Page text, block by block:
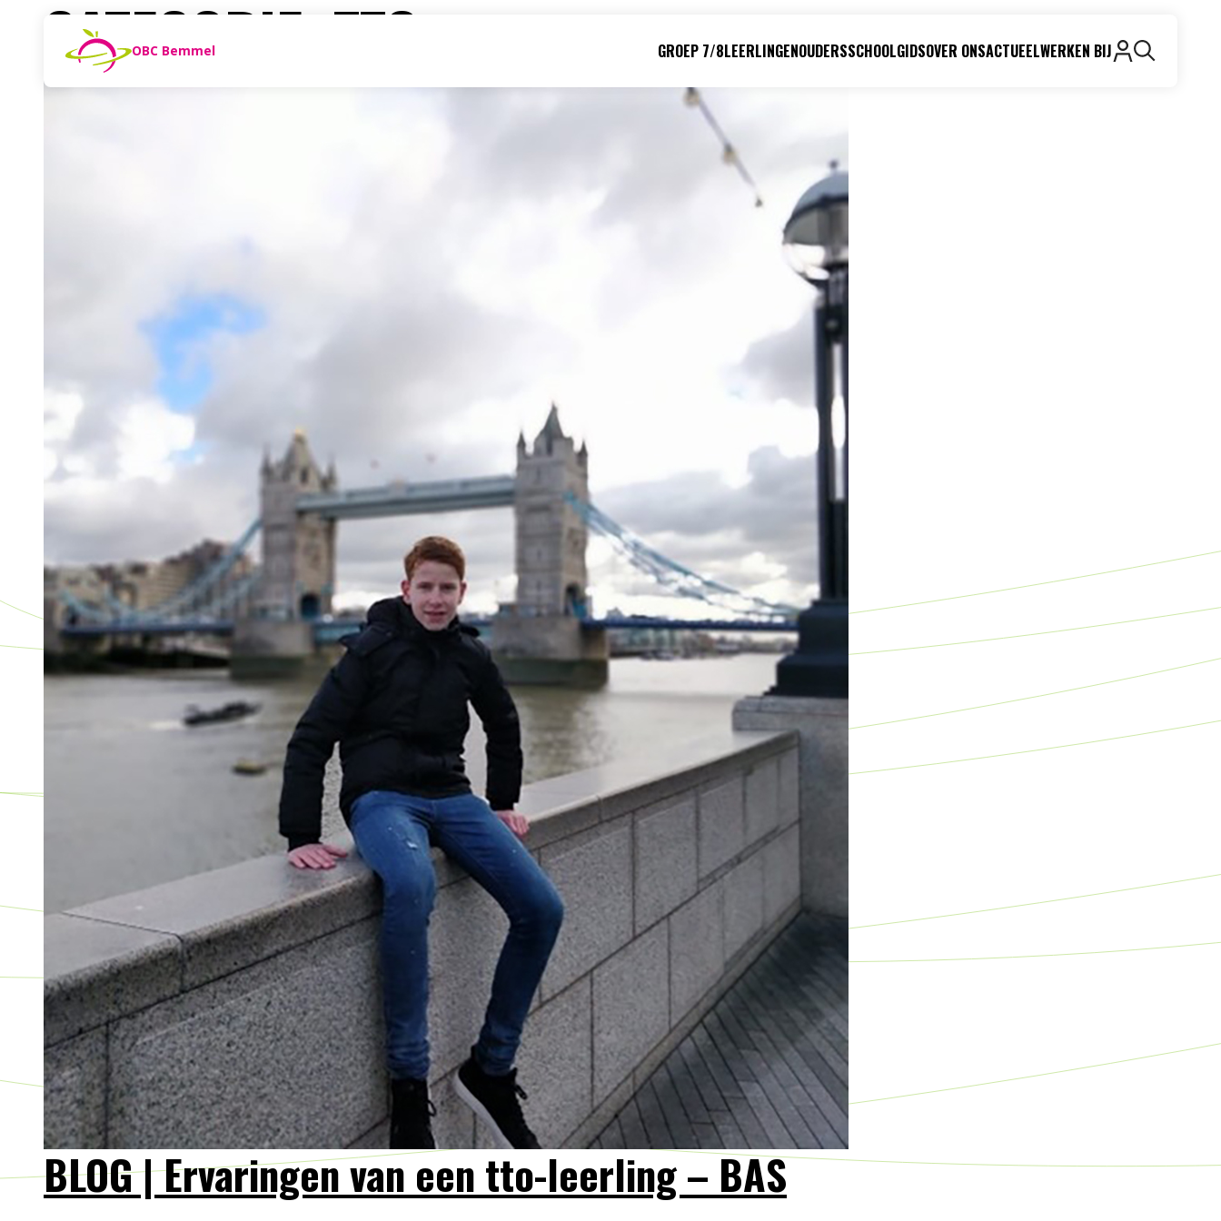
Naar de inhoud
OBC Bemmel GROEP 7/8LEERLINGENOUDERSSCHOOLGIDSOVER ONSACTUEELWERKEN BIJ
Zoeken
We helpen je opweg
CATEGORIE: TTO
BLOG | Ervaringen van een tto-leerling – BAS